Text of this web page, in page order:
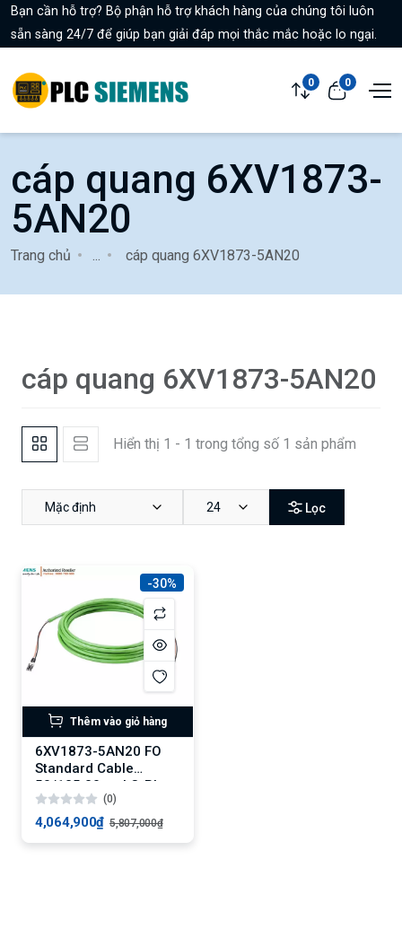
Bạn cần hỗ trợ? Bộ phận hỗ trợ khách hàng của chúng tôi luôn
sẵn sàng 24/7 để giúp bạn giải đáp mọi thắc mắc hoặc lo ngại.
0 0
cáp quang 6XV1873-
5AN20
Trang chủ cáp quang 6XV1873-5AN20
cáp quang 6XV1873-5AN20
Hiển thị 1 - 1 trong tổng số 1 sản phẩm
Mặc định 24 Lọc
-30%
Thêm vào giỏ hàng
6XV1873-5AN20 FO
Standard Cable
50/125 20 m, LC-Plug
(0)
4,064,900₫ 5,807,000₫